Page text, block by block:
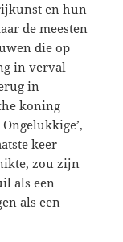
en hun
de meesten
die op
in verval
in
koning
keer
zou zijn
als een
als een